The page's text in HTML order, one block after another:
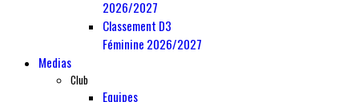
2026/2027
Classement D3
Féminine 2026/2027
Medias
Club
Equipes